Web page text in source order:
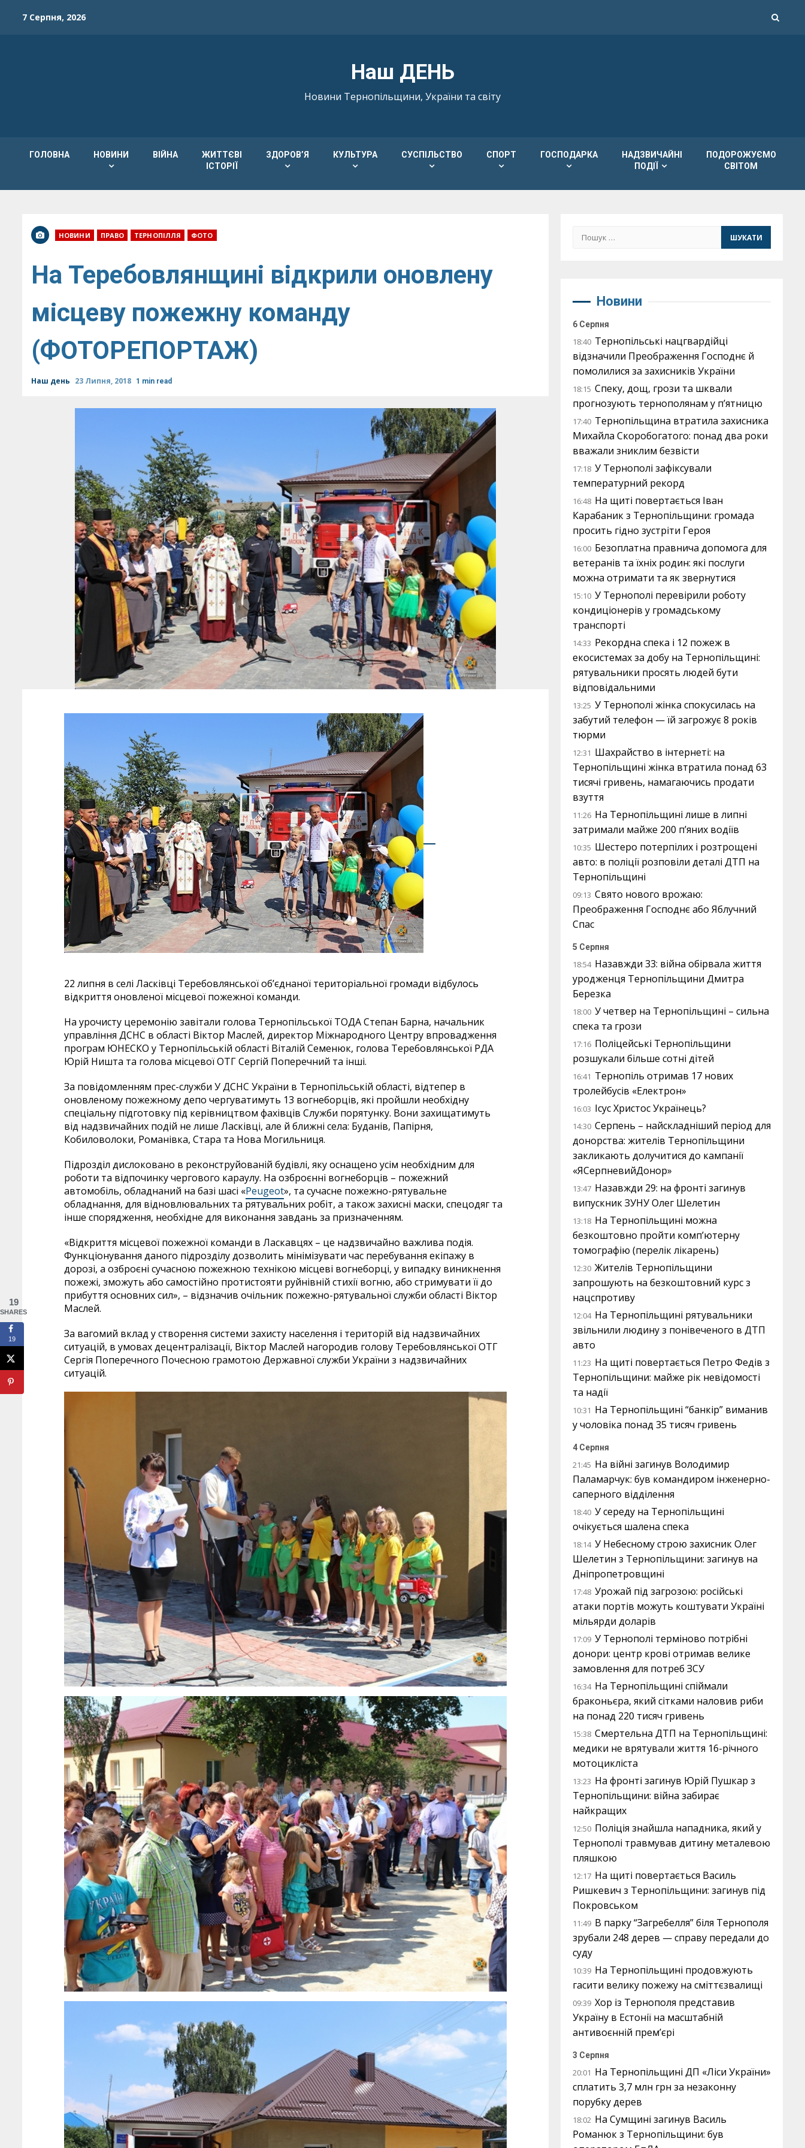
7 Серпня, 2026
Наш ДЕНЬ
Новини Тернопільщини, України та світу
ГОЛОВНА НОВИНИ ВІЙНА
ЖИТТЄВІ
ІСТОРІЇ
ЗДОРОВ’Я КУЛЬТУРА СУСПІЛЬСТВО СПОРТ ГОСПОДАРКА
НАДЗВИЧАЙНІ
ПОДІЇ
ПОДОРОЖУЄМО
СВІТОМ
НОВИНИ ПРАВО ТЕРНОПІЛЛЯ ФОТО
На Теребовлянщині відкрили оновлену
місцеву пожежну команду
(ФОТОРЕПОРТАЖ)
Наш день 23 Липня, 2018 1 min read
22 липня в селі Ласківці Теребовлянської об’єднаної територіальної громади відбулось
відкриття оновленої місцевої пожежної команди.
На урочисту церемонію завітали голова Тернопільської ТОДА Степан Барна, начальник
управління ДСНС в області Віктор Маслей, директор Міжнародного Центру впровадження
програм ЮНЕСКО у Тернопільській області Віталій Семенюк, голова Теребовлянської РДА
Юрій Ништа та голова місцевої ОТГ Сергій Поперечний та інші.
За повідомленням прес-служби У ДСНС України в Тернопільській області, відтепер в
оновленому пожежному депо чергуватимуть 13 вогнеборців, які пройшли необхідну
спеціальну підготовку під керівництвом фахівців Служби порятунку. Вони захищатимуть
від надзвичайних подій не лише Ласківці, але й ближні села: Буданів, Папірня,
Кобиловолоки, Романівка, Стара та Нова Могильниця.
Підрозділ дислоковано в реконструйованій будівлі, яку оснащено усім необхідним для
роботи та відпочинку чергового караулу. На озброєнні вогнеборців – пожежний
автомобіль, обладнаний на базі шасі «Peugeot», та сучасне пожежно-рятувальне
обладнання, для відновлювальних та рятувальних робіт, а також захисні маски, спецодяг та
інше спорядження, необхідне для виконання завдань за призначенням.
«Відкриття місцевої пожежної команди в Ласкавцях – це надзвичайно важлива подія.
Функціонування даного підрозділу дозволить мінімізувати час перебування екіпажу в
дорозі, а озброєні сучасною пожежною технікою місцеві вогнеборці, у випадку виникнення
пожежі, зможуть або самостійно протистояти руйнівній стихії вогню, або стримувати її до
прибуття основних сил», – відзначив очільник пожежно-рятувальної служби області Віктор
Маслей.
За вагомий вклад у створення системи захисту населення і територій від надзвичайних
ситуацій, в умовах децентралізації, Віктор Маслей нагородив голову Теребовлянської ОТГ
Сергія Поперечного Почесною грамотою Державної служби України з надзвичайних
ситуацій.
Пошук:
Новини
6 Серпня
18:40 Тернопільські нацгвардійці
відзначили Преображення Господнє й
помолилися за захисників України
18:15 Спеку, дощ, грози та шквали
прогнозують тернополянам у п’ятницю
17:40 Тернопільщина втратила захисника
Михайла Скоробогатого: понад два роки
вважали зниклим безвісти
17:18 У Тернополі зафіксували
температурний рекорд
16:48 На щиті повертається Іван
Карабаник з Тернопільщини: громада
просить гідно зустріти Героя
16:00 Безоплатна правнича допомога для
ветеранів та їхніх родин: які послуги
можна отримати та як звернутися
15:10 У Тернополі перевірили роботу
кондиціонерів у громадському
транспорті
14:33 Рекордна спека і 12 пожеж в
екосистемах за добу на Тернопільщині:
рятувальники просять людей бути
відповідальними
13:25 У Тернополі жінка спокусилась на
забутий телефон — їй загрожує 8 років
тюрми
12:31 Шахрайство в інтернеті: на
Тернопільщині жінка втратила понад 63
тисячі гривень, намагаючись продати
взуття
11:26 На Тернопільщині лише в липні
затримали майже 200 п’яних водіїв
10:35 Шестеро потерпілих і розтрощені
авто: в поліції розповіли деталі ДТП на
Тернопільщині
09:13 Свято нового врожаю:
Преображення Господнє або Яблучний
Спас
5 Серпня
18:54 Назавжди 33: війна обірвала життя
уродженця Тернопільщини Дмитра
Березка
18:00 У четвер на Тернопільщині – сильна
спека та грози
17:16 Поліцейські Тернопільщини
розшукали більше сотні дітей
16:41 Тернопіль отримав 17 нових
тролейбусів «Електрон»
16:03 Ісус Христос Українець?
14:30 Серпень – найскладніший період для
донорства: жителів Тернопільщини
закликають долучитися до кампанії
«ЯСерпневийДонор»
13:47 Назавжди 29: на фронті загинув
випускник ЗУНУ Олег Шелетин
13:18 На Тернопільщині можна
безкоштовно пройти комп’ютерну
томографію (перелік лікарень)
12:30 Жителів Тернопільщини
запрошують на безкоштовний курс з
нацспротиву
12:04 На Тернопільщині рятувальники
звільнили людину з понівеченого в ДТП
авто
11:23 На щиті повертається Петро Федів з
Тернопільщини: майже рік невідомості
та надії
10:31 На Тернопільщині “банкір” виманив
у чоловіка понад 35 тисяч гривень
4 Серпня
21:45 На війні загинув Володимир
Паламарчук: був командиром інженерно-
саперного відділення
18:40 У середу на Тернопільщині
очікується шалена спека
18:14 У Небесному строю захисник Олег
Шелетин з Тернопільщини: загинув на
Дніпропетровщині
17:48 Урожай під загрозою: російські
атаки портів можуть коштувати Україні
мільярди доларів
17:09 У Тернополі терміново потрібні
донори: центр крові отримав велике
замовлення для потреб ЗСУ
16:34 На Тернопільщині спіймали
браконьєра, який сітками наловив риби
на понад 220 тисяч гривень
15:38 Смертельна ДТП на Тернопільщині:
медики не врятували життя 16-річного
мотоцикліста
13:23 На фронті загинув Юрій Пушкар з
Тернопільщини: війна забирає
найкращих
12:50 Поліція знайшла нападника, який у
Тернополі травмував дитину металевою
пляшкою
12:17 На щиті повертається Василь
Ришкевич з Тернопільщини: загинув під
Покровськом
11:49 В парку “Загребелля” біля Тернополя
зрубали 248 дерев — справу передали до
суду
10:39 На Тернопільщині продовжують
гасити велику пожежу на сміттєзвалищі
09:39 Хор із Тернополя представив
Україну в Естонії на масштабній
антивоєнній прем’єрі
3 Серпня
20:01 На Тернопільщині ДП «Ліси України»
сплатить 3,7 млн грн за незаконну
порубку дерев
18:02 На Сумщині загинув Василь
Романюк з Тернопільщини: був
19
SHARES
19